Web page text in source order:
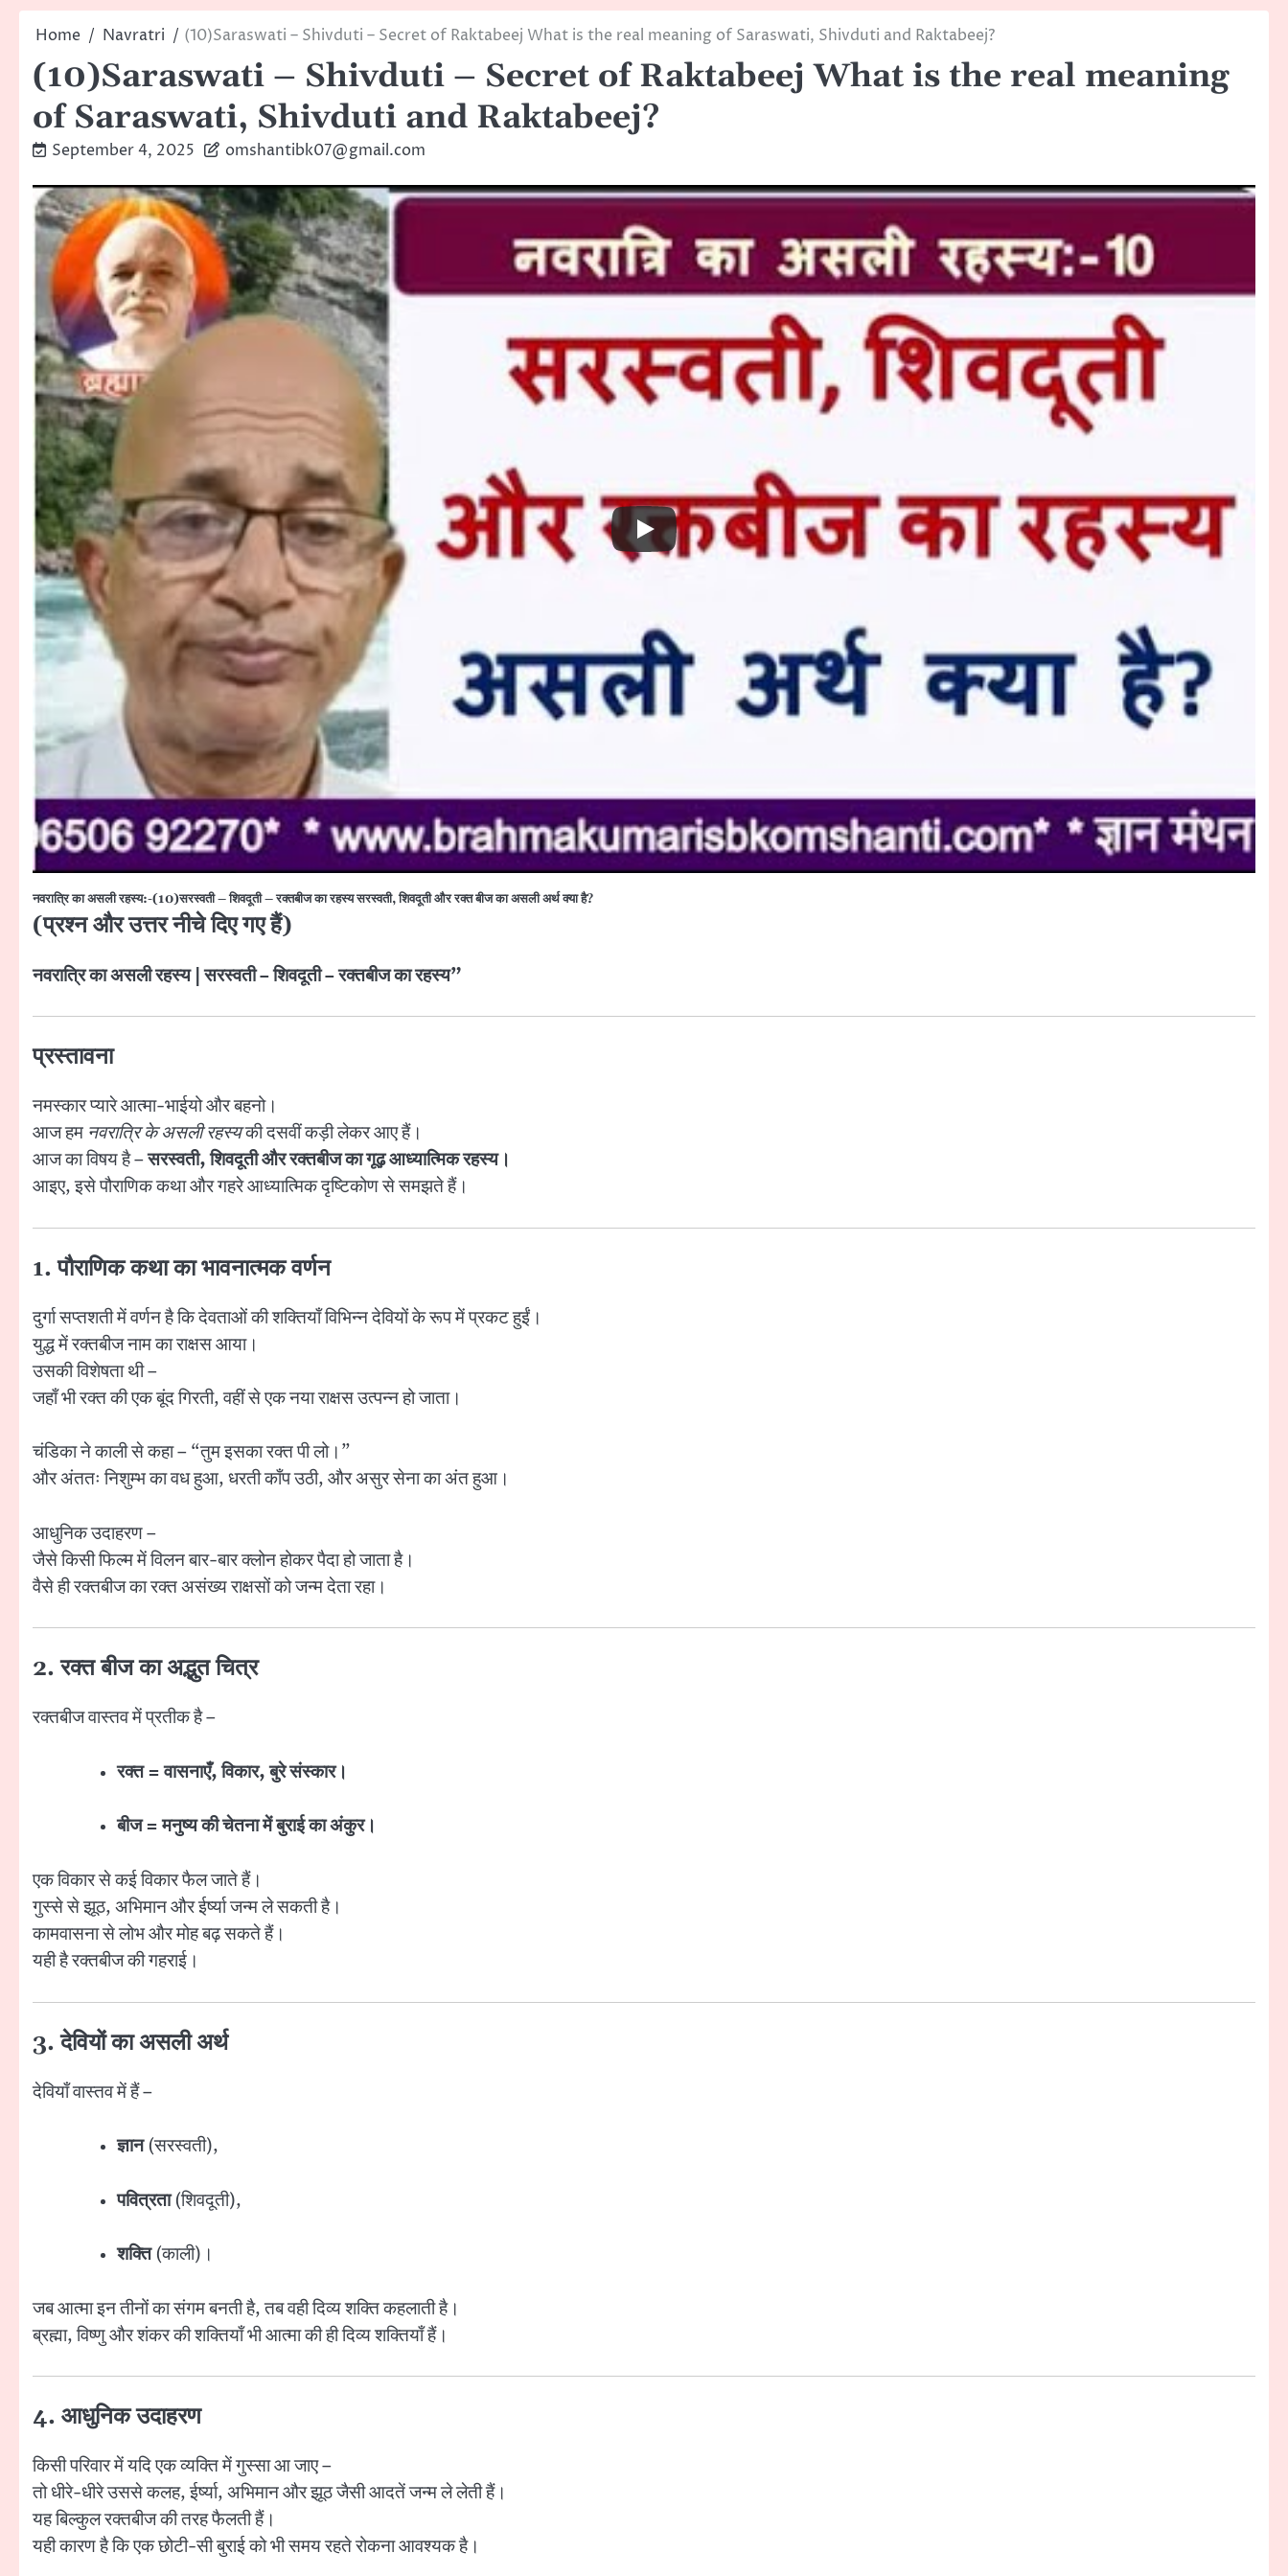
Home Navratri (10)Saraswati – Shivduti – Secret of Raktabeej What is the real meaning of Saraswati, Shivduti and Raktabeej?
(10)Saraswati – Shivduti – Secret of Raktabeej What is the real meaning
of Saraswati, Shivduti and Raktabeej?
September 4, 2025 omshantibk07@gmail.com
नवरात्रि का असली रहस्य:-(10)सरस्वती – शिवदूती – रक्तबीज का रहस्य सरस्वती, शिवदूती और रक्त बीज का असली अर्थ क्या है?
(प्रश्न और उत्तर नीचे दिए गए हैं)
नवरात्रि का असली रहस्य | सरस्वती – शिवदूती – रक्तबीज का रहस्य”
प्रस्तावना
नमस्कार प्यारे आत्मा-भाईयो और बहनो।
आज हम नवरात्रि के असली रहस्यकी दसवीं कड़ी लेकर आए हैं।
आज का विषय है –सरस्वती, शिवदूती और रक्तबीज का गूढ़ आध्यात्मिक रहस्य।
आइए, इसे पौराणिक कथा और गहरे आध्यात्मिक दृष्टिकोण से समझते हैं।
1. पौराणिक कथा का भावनात्मक वर्णन
दुर्गा सप्तशती में वर्णन है कि देवताओं की शक्तियाँ विभिन्न देवियों के रूप में प्रकट हुईं।
युद्ध में रक्तबीज नाम का राक्षस आया।
उसकी विशेषता थी –
जहाँ भी रक्त की एक बूंद गिरती, वहीं से एक नया राक्षस उत्पन्न हो जाता।
चंडिका ने काली से कहा – “तुम इसका रक्त पी लो।”
और अंततः निशुम्भ का वध हुआ, धरती काँप उठी, और असुर सेना का अंत हुआ।
आधुनिक उदाहरण –
जैसे किसी फिल्म में विलन बार-बार क्लोन होकर पैदा हो जाता है।
वैसे ही रक्तबीज का रक्त असंख्य राक्षसों को जन्म देता रहा।
2. रक्त बीज का अद्भुत चित्र
रक्तबीज वास्तव में प्रतीक है –
रक्त = वासनाएँ, विकार, बुरे संस्कार।
बीज = मनुष्य की चेतना में बुराई का अंकुर।
एक विकार से कई विकार फैल जाते हैं।
गुस्से से झूठ, अभिमान और ईर्ष्या जन्म ले सकती है।
कामवासना से लोभ और मोह बढ़ सकते हैं।
यही है रक्तबीज की गहराई।
3. देवियों का असली अर्थ
देवियाँ वास्तव में हैं –
ज्ञान(सरस्वती),
पवित्रता(शिवदूती),
शक्ति(काली)।
जब आत्मा इन तीनों का संगम बनती है, तब वही दिव्य शक्ति कहलाती है।
ब्रह्मा, विष्णु और शंकर की शक्तियाँ भी आत्मा की ही दिव्य शक्तियाँ हैं।
4. आधुनिक उदाहरण
किसी परिवार में यदि एक व्यक्ति में गुस्सा आ जाए –
तो धीरे-धीरे उससे कलह, ईर्ष्या, अभिमान और झूठ जैसी आदतें जन्म ले लेती हैं।
यह बिल्कुल रक्तबीज की तरह फैलती हैं।
यही कारण है कि एक छोटी-सी बुराई को भी समय रहते रोकना आवश्यक है।